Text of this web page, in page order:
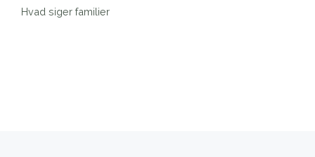
Hvad siger familier